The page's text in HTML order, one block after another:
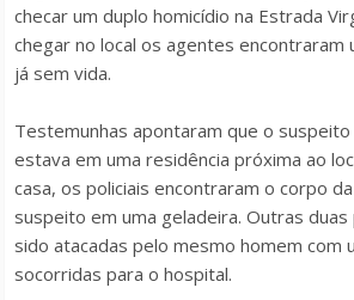
checar um duplo homicídio na Estrada
chegar no local os agentes encontraram
já sem vida.
Testemunhas apontaram que o
estava em uma residência próxima ao
casa, os policiais encontraram o corpo
suspeito em uma geladeira. Outras
sido atacadas pelo mesmo homem com
socorridas para o hospital.